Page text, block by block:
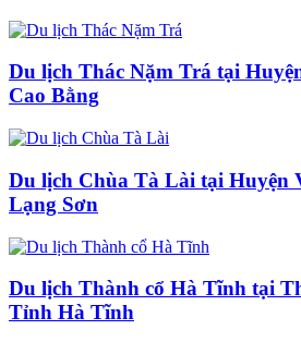
Du lịch Thác Nặm Trá tại
Cao Bằng
Du lịch Chùa Tà Lài tại Huyện
Lạng Sơn
Du lịch Thành cổ Hà Tĩnh tại
Tỉnh Hà Tĩnh